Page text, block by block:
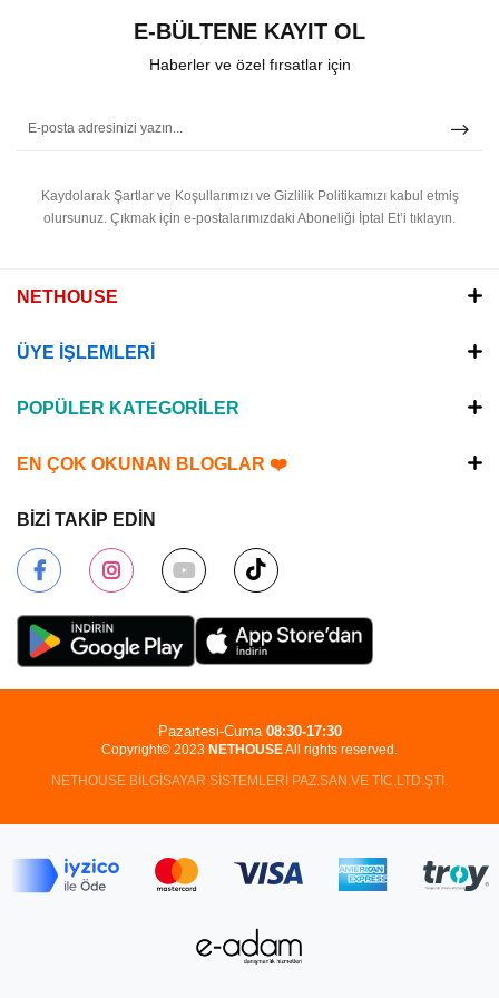
E-BÜLTENE KAYIT OL
Haberler ve özel fırsatlar için
Kaydolarak Şartlar ve Koşullarımızı ve Gizlilik Politikamızı kabul etmiş
olursunuz. Çıkmak için e-postalarımızdaki Aboneliği İptal Et’i tıklayın.
NETHOUSE
ÜYE İŞLEMLERİ
POPÜLER KATEGORİLER
EN ÇOK OKUNAN BLOGLAR ❤️
BİZİ TAKİP EDİN
Copyright© 2023 NETHOUSEAll rights reserved.
NETHOUSE BİLGİSAYAR SİSTEMLERİ PAZ.SAN.VE TİC.LTD.ŞTİ.
Pazartesi-Cuma 08:30-17:30